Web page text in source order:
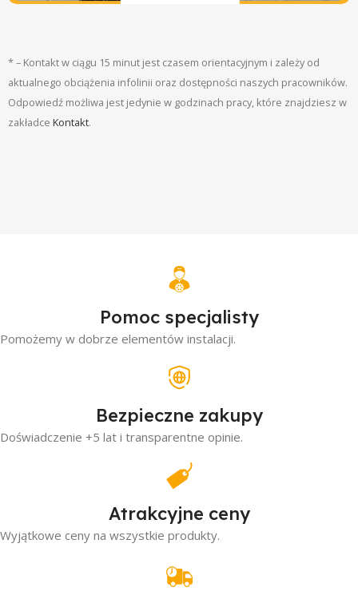
* – Kontakt w ciągu 15 minut jest czasem orientacyjnym i zależy od
aktualnego obciążenia infolinii oraz dostępności naszych pracowników.
Odpowiedź możliwa jest jedynie w godzinach pracy, które znajdziesz w
zakładce Kontakt.
Pomoc specjalisty
Pomożemy w dobrze elementów instalacji.
Bezpieczne zakupy
Doświadczenie +5 lat i transparentne opinie.
Atrakcyjne ceny
Wyjątkowe ceny na wszystkie produkty.